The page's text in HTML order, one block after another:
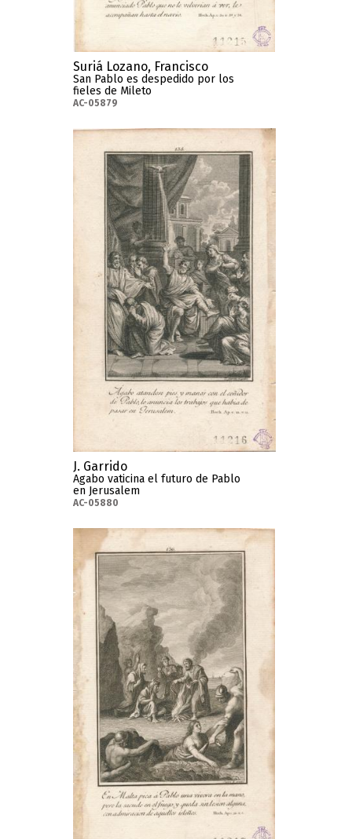
Suriá Lozano, Francisco
San Pablo es despedido por los
fieles de Mileto
AC-05879
J. Garrido
Agabo vaticina el futuro de Pablo
en Jerusalem
AC-05880